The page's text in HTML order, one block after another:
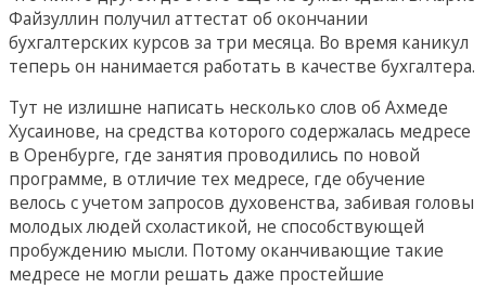
Файзуллин получил аттестат об окончании
бухгалтерских курсов за три месяца. Во время каникул
теперь он нанимается работать в качестве бухгалтера.
Тут не излишне написать несколько слов об Ахмеде
Хусаинове, на средства которого содержалась медресе
в Оренбурге, где занятия проводились по новой
программе, в отличие тех медресе, где обучение
велось с учетом запросов духовенства, забивая головы
молодых людей схоластикой, не способствующей
пробуждению мысли. Потому оканчивающие такие
медресе не могли решать даже простейшие